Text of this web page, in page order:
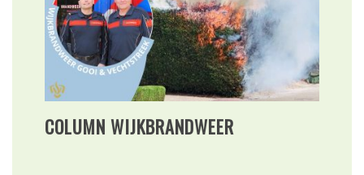
COLUMN WIJKBRANDWEER